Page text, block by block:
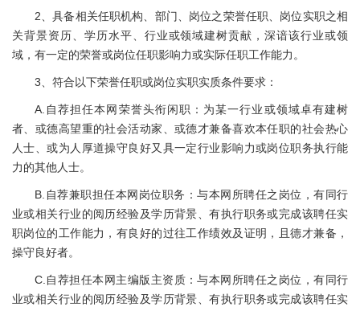
2、具备相关任职机构、部门、岗位之荣誉任职、岗位实职之相
关背景资历、学历水平、行业或领域建树贡献，深谙该行业或领
域，有一定的荣誉或岗位任职影响力或实际任职工作能力。
3、符合以下荣誉任职或岗位实职实质条件要求：
A.自荐担任本网荣誉头衔闲职：为某一行业或领域卓有建树
者、或德高望重的社会活动家、或德才兼备喜欢本任职的社会热心
人士、或为人厚道操守良好又具一定行业影响力或岗位职务执行能
力的其他人士。
B.自荐兼职担任本网岗位职务：与本网所聘任之岗位，有同行
业或相关行业的阅历经验及学历背景、有执行职务或完成该聘任实
职岗位的工作能力，有良好的过往工作绩效及证明，且德才兼备，
操守良好者。
C.自荐担任本网主编版主资质：与本网所聘任之岗位，有同行
业或相关行业的阅历经验及学历背景、有执行职务或完成该聘任实